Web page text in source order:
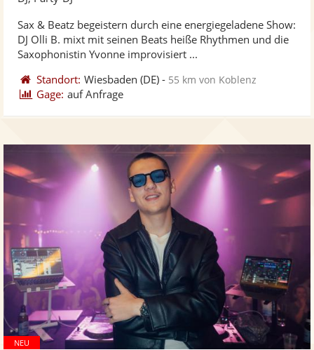
Fotos
Sax & Beatz begeistern durch eine energiegeladene Show:
DJ Olli B. mixt mit seinen Beats heiße Rhythmen und die
Saxophonistin Yvonne improvisiert ...
Standort: Wiesbaden (DE) - 55 km von Koblenz
Gage: auf Anfrage